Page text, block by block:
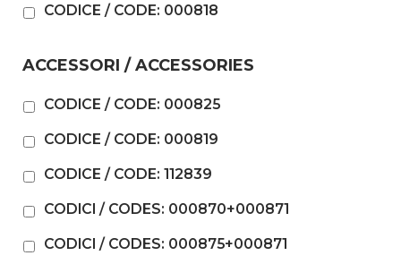
CODICE / CODE: 000818
ACCESSORI / ACCESSORIES
CODICE / CODE: 000825
CODICE / CODE: 000819
CODICE / CODE: 112839
CODICI / CODES: 000870+000871
CODICI / CODES: 000875+000871